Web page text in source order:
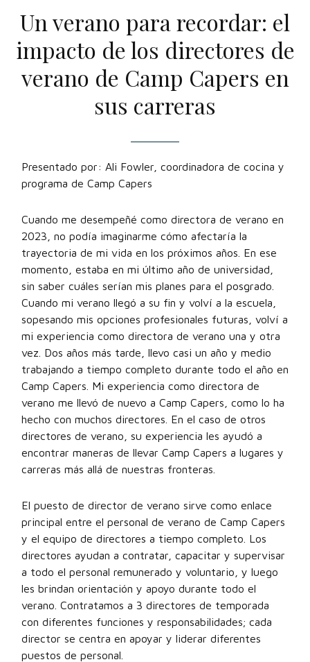
Un verano para recordar: el
impacto de los directores de
verano de Camp Capers en
sus carreras
Presentado por: Ali Fowler, coordinadora de cocina y
programa de Camp Capers
Cuando me desempeñé como directora de verano en
2023, no podía imaginarme cómo afectaría la
trayectoria de mi vida en los próximos años. En ese
momento, estaba en mi último año de universidad,
sin saber cuáles serían mis planes para el posgrado.
Cuando mi verano llegó a su fin y volví a la escuela,
sopesando mis opciones profesionales futuras, volví a
mi experiencia como directora de verano una y otra
vez. Dos años más tarde, llevo casi un año y medio
trabajando a tiempo completo durante todo el año en
Camp Capers. Mi experiencia como directora de
verano me llevó de nuevo a Camp Capers, como lo ha
hecho con muchos directores. En el caso de otros
directores de verano, su experiencia les ayudó a
encontrar maneras de llevar Camp Capers a lugares y
carreras más allá de nuestras fronteras.
El puesto de director de verano sirve como enlace
principal entre el personal de verano de Camp Capers
y el equipo de directores a tiempo completo. Los
directores ayudan a contratar, capacitar y supervisar
a todo el personal remunerado y voluntario, y luego
les brindan orientación y apoyo durante todo el
verano. Contratamos a 3 directores de temporada
con diferentes funciones y responsabilidades; cada
director se centra en apoyar y liderar diferentes
puestos de personal.